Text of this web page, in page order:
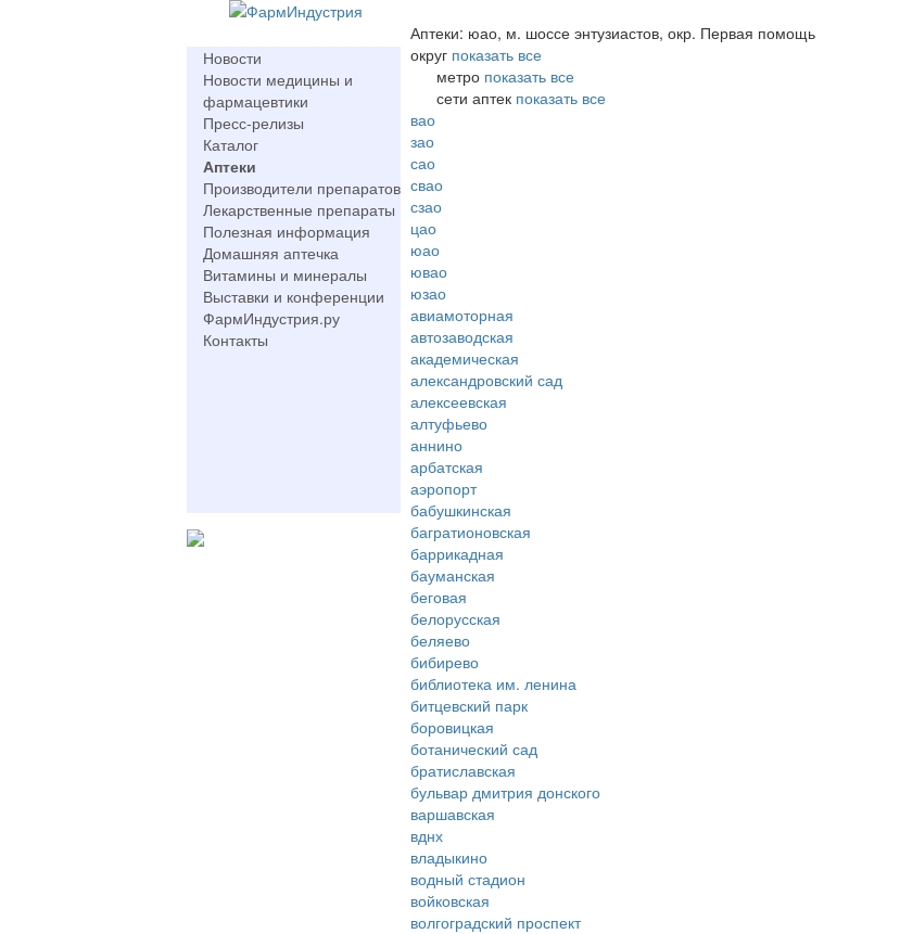
Новости
Новости медицины и
фармацевтики
Пресс-релизы
Каталог
Аптеки
Производители препаратов
Лекарственные препараты
Полезная информация
Домашняя аптечка
Витамины и минералы
Выставки и конференции
ФармИндустрия.ру
Контакты
Аптеки: юао, м. шоссе энтузиастов, окр. Первая помощь
округ показать все
метро показать все
сети аптек показать все
вао
зао
сао
свао
сзао
цао
юао
ювао
юзао
авиамоторная
автозаводская
академическая
александровский сад
алексеевская
алтуфьево
аннино
арбатская
аэропорт
бабушкинская
багратионовская
баррикадная
бауманская
беговая
белорусская
беляево
бибирево
библиотека им. ленина
битцевский парк
боровицкая
ботанический сад
братиславская
бульвар дмитрия донского
варшавская
вднх
владыкино
водный стадион
войковская
волгоградский проспект